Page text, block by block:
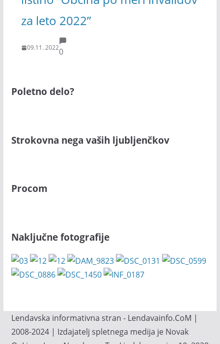
za leto 2022”
09.11. 20220
Poletno delo?
Strokovna nega vaših ljubljenčkov
Procom
Naključne fotografije
Lendavska informativna stran - Lendavainfo.CoM |
2008-2024 | Izdajatelj spletnega medija je Novak